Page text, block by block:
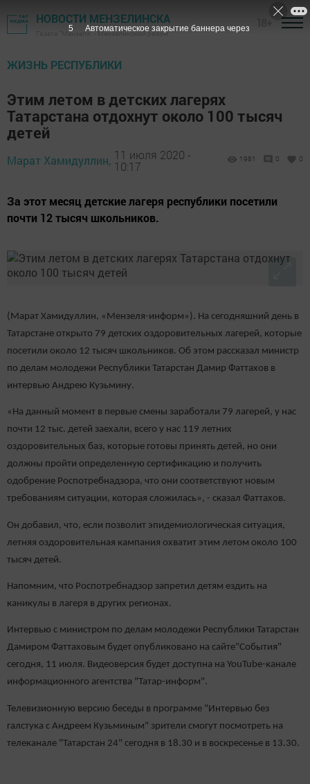
НОВОСТИ МЕНЗЕЛИНСКА
Газета "Мензеля" - Мензелинский район
ЖИЗНЬ РЕСПУБЛИКИ
Этим летом в детских лагерях
Татарстана отдохнут около 100 тысяч
детей
Марат Хамидуллин, 11 июля 2020 -
10:17
1981 0 0
За этот месяц детские лагеря республики посетили
почти 12 тысяч школьников.
(Марат Хамидуллин, «Мензеля-информ»). На сегодняшний день в
Татарстане открыто 79 детских оздоровительных лагерей, которые
посетили около 12 тысяч школьников. Об этом рассказал министр
по делам молодежи Республики Татарстан Дамир Фаттахов в
интервью Андрею Кузьмину.
«На данный момент в первые смены заработали 79 лагерей, у нас
почти 12 тыс. детей заехали, всего у нас 119 летних
оздоровительных баз, которые готовы принять детей, но они
должны пройти определенную сертификацию и получить
одобрение Роспотребнадзора, что они соответствуют новым
требованиям ситуации, которая сложилась», - сказал Фаттахов.
Он добавил, что, если позволит эпидемиологическая ситуация,
летняя оздоровительная кампания охватит этим летом около 100
тысяч детей.
Напомним, что Роспотребнадзор запретил детям ездить на
каникулы в лагеря в других регионах.
Интервью с министром по делам молодежи Республики Татарстан
Дамиром Фаттаховым будет опубликовано на сайте"События"
сегодня, 11 июля. Видеоверсия будет доступна на YouTube-канале
информационного агентства "Татар-информ".
Телевизионную версию беседы в программе "Интервью без
галстука с Андреем Кузьминым" зрители смогут посмотреть на
телеканале "Татарстан 24" сегодня в 18.30 и в воскресенье в 13.30.
4 Автоматическое закрытие баннера через